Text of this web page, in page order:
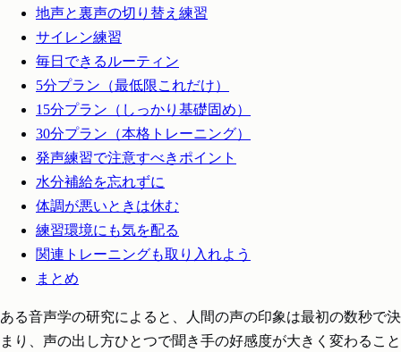
地声と裏声の切り替え練習
サイレン練習
毎日できるルーティン
5分プラン（最低限これだけ）
15分プラン（しっかり基礎固め）
30分プラン（本格トレーニング）
発声練習で注意すべきポイント
水分補給を忘れずに
体調が悪いときは休む
練習環境にも気を配る
関連トレーニングも取り入れよう
まとめ
ある音声学の研究によると、人間の声の印象は最初の数秒で決
まり、声の出し方ひとつで聞き手の好感度が大きく変わること